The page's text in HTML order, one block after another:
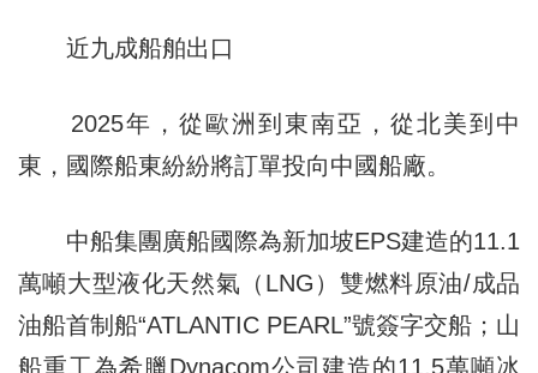
近九成船舶出口
2025年，從歐洲到東南亞，從北美到中
東，國際船東紛紛將訂單投向中國船廠。
中船集團廣船國際為新加坡EPS建造的11.1
萬噸大型液化天然氣（LNG）雙燃料原油/成品
油船首制船“ATLANTIC PEARL”號簽字交船；山
船重工為希臘Dynacom公司建造的11.5萬噸冰